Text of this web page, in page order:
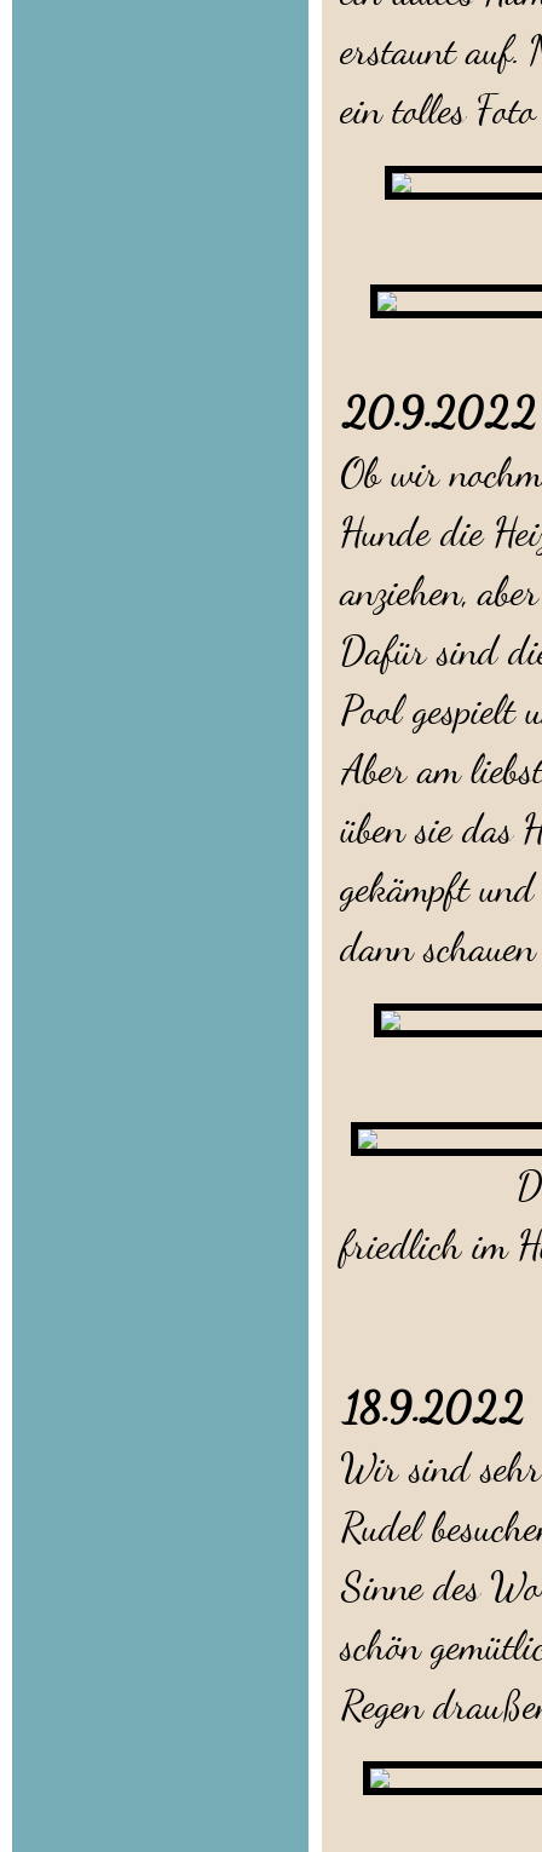
erstaunt auf.
ein tolles
Ob wir
Hunde die
anziehen,
Dafür sind
Pool gespielt
Aber am
üben sie das
gekämpft
dann
friedlich im
Wir sind
Rudel
Sinne des
schön
Regen